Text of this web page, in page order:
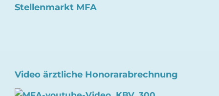
Stellenmarkt MFA
Video ärztliche Honorarabrechnung